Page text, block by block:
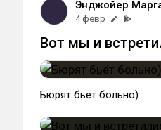
Энджойер
4 февр
Вот мы и
Бюрят бьёт больно)